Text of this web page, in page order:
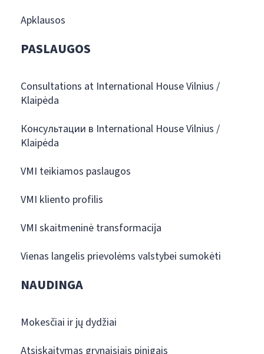
Apklausos
PASLAUGOS
Consultations at International House Vilnius /
Klaipėda
Консультации в International House Vilnius /
Klaipėda
VMI teikiamos paslaugos
VMI kliento profilis
VMI skaitmeninė transformacija
Vienas langelis prievolėms valstybei sumokėti
NAUDINGA
Mokesčiai ir jų dydžiai
Atsiskaitymas grynaisiais pinigais